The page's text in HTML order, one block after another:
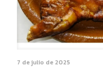
7 de julio de 2025